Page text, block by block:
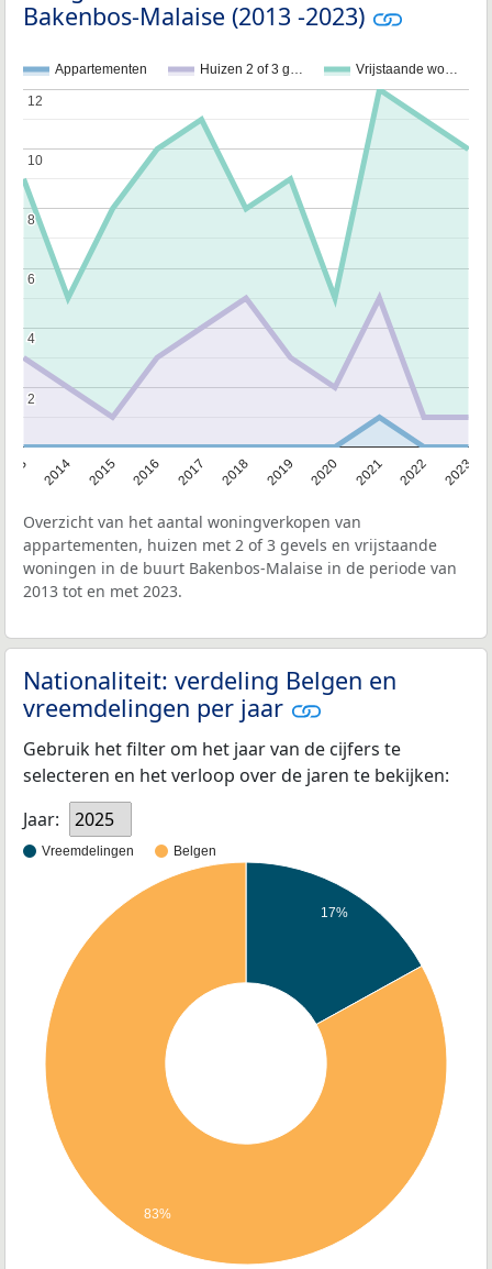
Bakenbos-Malaise (2013 -2023)
Appartementen Huizen 2 of 3 g… Vrijstaande wo…
2014 2015 2016 2017 2018 2019 2020 2021 2022 2023
2
2
4
4
6
6
8
8
10
10
12
12
Overzicht van het aantal woningverkopen van
appartementen, huizen met 2 of 3 gevels en vrijstaande
woningen in de buurt Bakenbos-Malaise in de periode van
2013 tot en met 2023.
Nationaliteit: verdeling Belgen en
vreemdelingen per jaar
Gebruik het filter om het jaar van de cijfers te
selecteren en het verloop over de jaren te bekijken:
Jaar:
2025
Vreemdelingen Belgen
17%
83%